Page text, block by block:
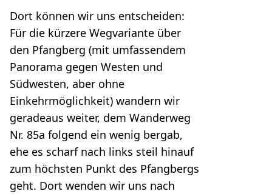
Dort können wir uns entscheiden:
Für die kürzere Wegvariante über
den Pfangberg (mit umfassendem
Panorama gegen Westen und
Südwesten, aber ohne
Einkehrmöglichkeit) wandern wir
geradeaus weiter, dem Wanderweg
Nr. 85a folgend ein wenig bergab,
ehe es scharf nach links steil hinauf
zum höchsten Punkt des Pfangbergs
geht. Dort wenden wir uns nach